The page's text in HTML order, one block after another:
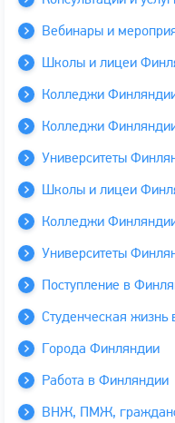
Вебинары и
Школы и лицеи
Колледжи
Колледжи
Университеты
Школы и лицеи
Колледжи
Университеты
Поступление в
Студенческая
Города Финляндии
Работа в Финляндии
ВНЖ, ПМЖ,